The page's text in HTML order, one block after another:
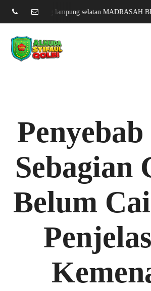
jati agung lampung selatan MADRASAH
Sebagian
Belum